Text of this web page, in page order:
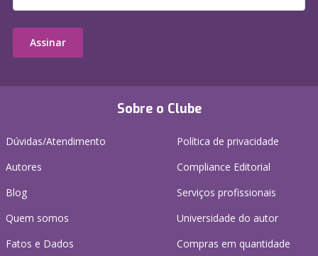
Sobre o Clube
Dúvidas/Atendimento
Autores
Blog
Quem somos
Fatos e Dados
Política de privacidade
Compliance Editorial
Serviços profissionais
Universidade do autor
Compras em quantidade
Assinar